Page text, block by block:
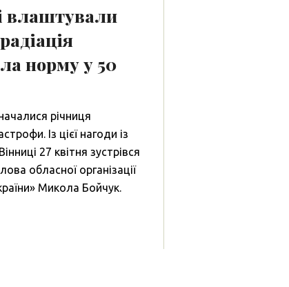
влаштували
норму у 50
річниця
Із цієї нагоди із
27 квітня зустрівся
обласної організації
Микола Бойчук.